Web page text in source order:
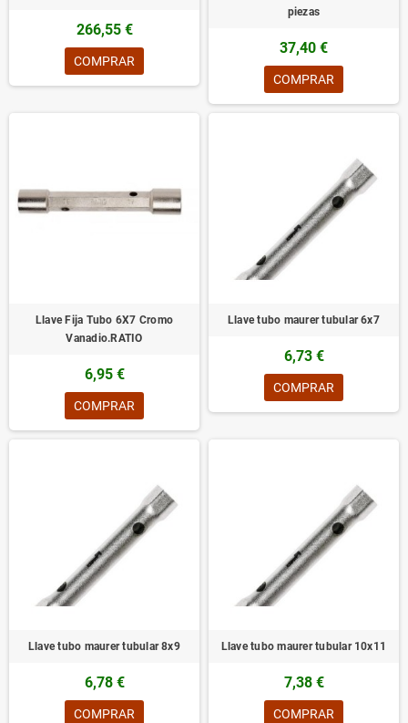
266,55 €
COMPRAR
piezas
37,40 €
COMPRAR
Llave Fija Tubo 6X7 Cromo
Vanadio.RATIO
6,95 €
COMPRAR
Llave tubo maurer tubular 6x7
6,73 €
COMPRAR
Llave tubo maurer tubular 8x9
6,78 €
COMPRAR
Llave tubo maurer tubular 10x11
7,38 €
COMPRAR